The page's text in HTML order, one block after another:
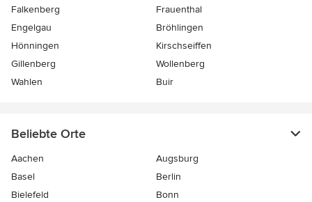
Falkenberg
Frauenthal
Engelgau
Bröhlingen
Hönningen
Kirschseiffen
Gillenberg
Wollenberg
Wahlen
Buir
Beliebte Orte
Aachen
Augsburg
Basel
Berlin
Bielefeld
Bonn